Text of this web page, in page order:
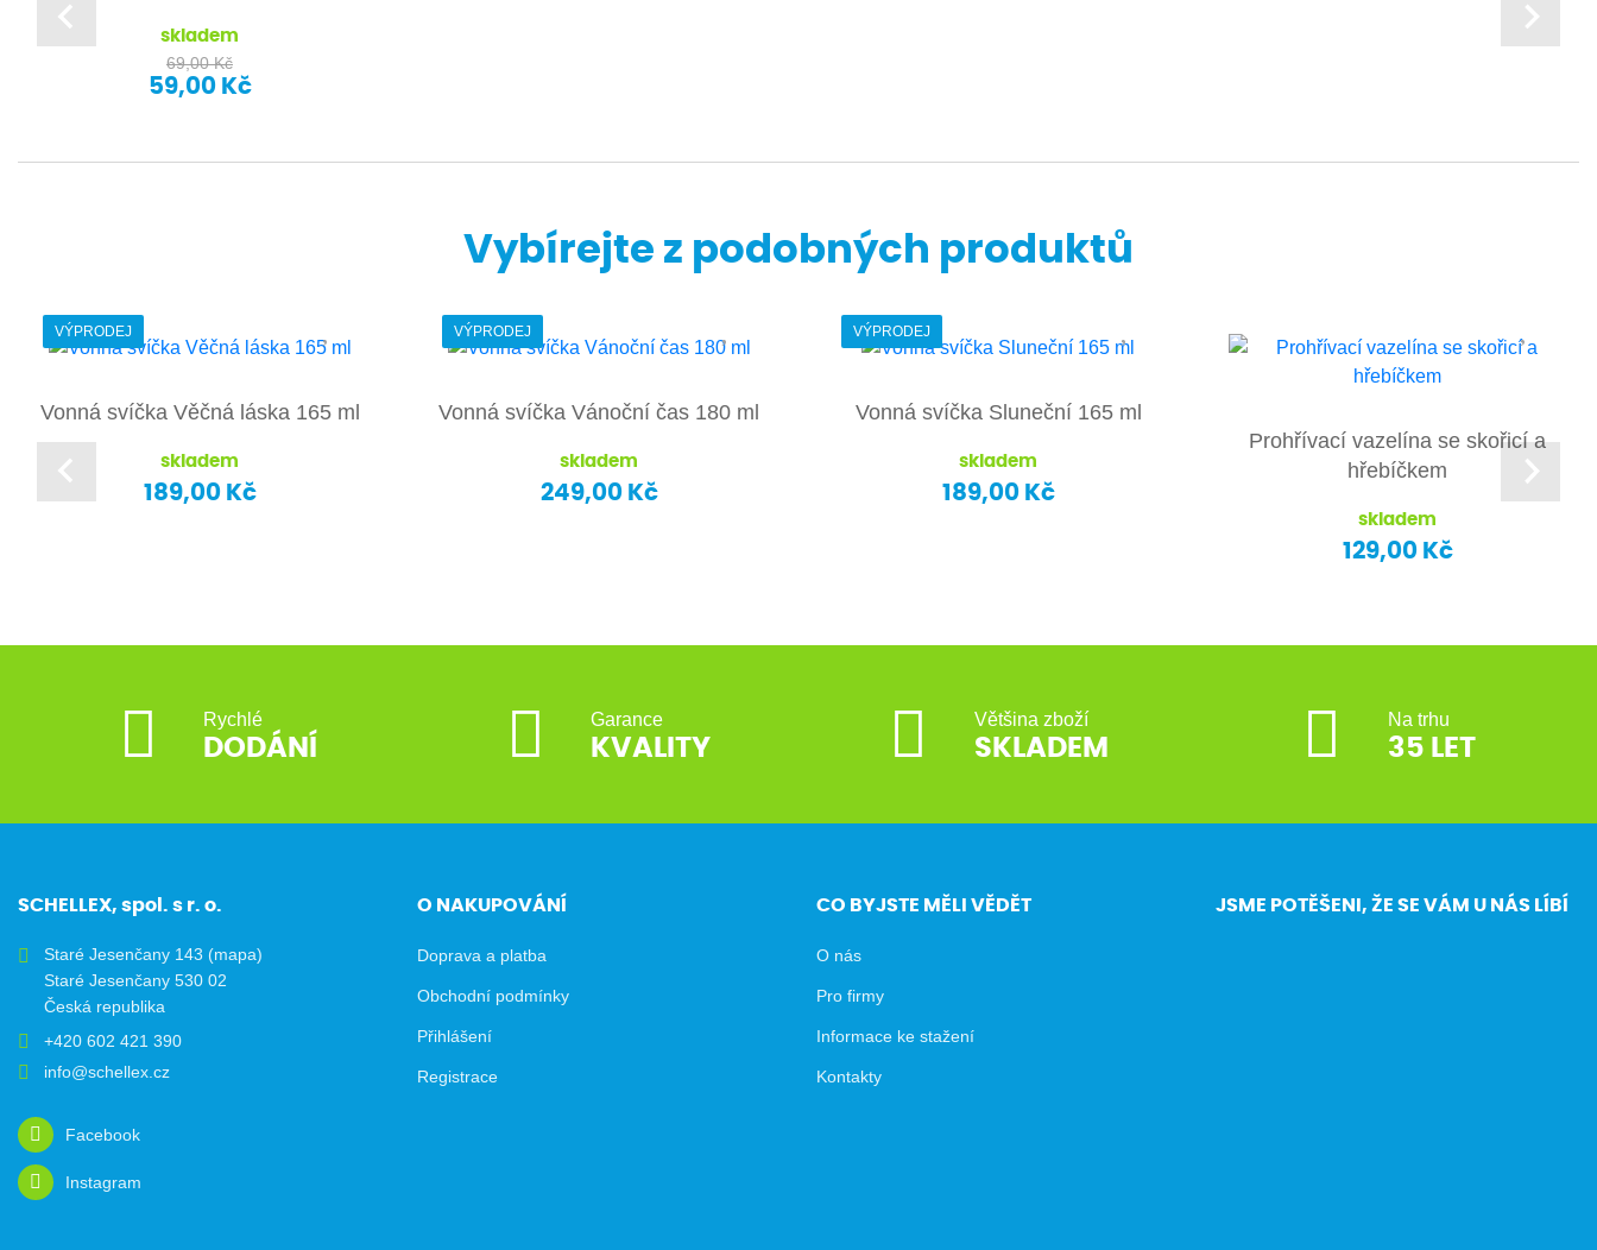
skladem
69,00 Kč
59,00 Kč
Vybírejte z podobných produktů
VÝPRODEJ
Vonná svíčka Věčná láska 165 ml
skladem
189,00 Kč
VÝPRODEJ
Vonná svíčka Vánoční čas 180 ml
skladem
249,00 Kč
VÝPRODEJ
Vonná svíčka Sluneční 165 ml
skladem
189,00 Kč
Prohřívací vazelína se skořicí a
hřebíčkem
skladem
129,00 Kč
Rychlé
DODÁNÍ
Garance
KVALITY
Většina zboží
SKLADEM
Na trhu
35 LET
SCHELLEX, spol. s r. o.
Staré Jesenčany 143 (mapa)
Staré Jesenčany 530 02
Česká republika
+420 602 421 390
info@schellex.cz
Facebook
Instagram
O NAKUPOVÁNÍ
Doprava a platba
Obchodní podmínky
Přihlášení
Registrace
CO BYJSTE MĚLI VĚDĚT
O nás
Pro firmy
Informace ke stažení
Kontakty
JSME POTĚŠENI, ŽE SE VÁM U NÁS LÍBÍ